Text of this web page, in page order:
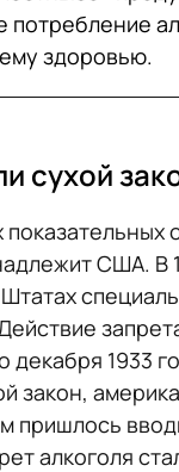
потребление
здоровью.
сухой
США. В
декабря 1933
закон,
пришлось
алкоголя